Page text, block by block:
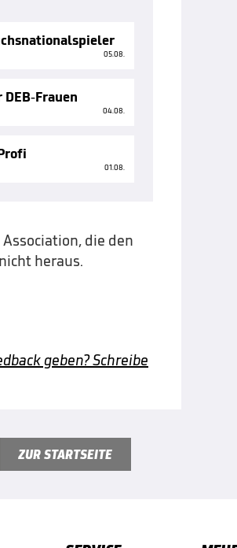
05.08.
Frauen
04.08.
01.08.
die den
heraus.
geben? Schreibe
ZUR STARTSEITE